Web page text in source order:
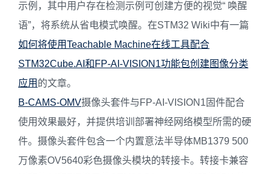
示例，其中用户存在检测示例可创建方便的视觉“ 唤醒
语”，将系统从省电模式唤醒。在STM32 Wiki中有一篇
如何将使用Teachable Machine在线工具配合
STM32Cube.AI和FP-AI-VISION1功能包创建图像分类
应用 的文章。
B-CAMS-OMV摄像头套件与FP-AI-VISION1固件配合
使用效果最好，并提供培训部署神经网络模型所需的硬
件。摄像头套件包含一个内置意法半导体MB1379 500
万像素OV5640彩色摄像头模块的转接卡。转接卡兼容